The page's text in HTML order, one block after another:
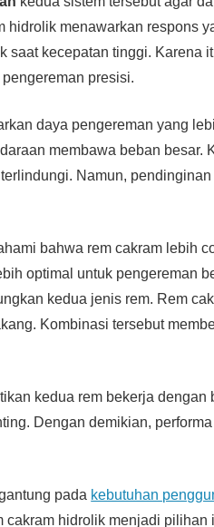
hidrolik menawarkan respons
saat kecepatan tinggi. Karena
presisi.
daya pengereman yang
membawa beban besar.
Namun,
bahwa rem cakram lebih
optimal untuk pengereman
kedua jenis rem. Rem
Kombinasi tersebut
kedua rem bekerja dengan
Dengan demikian,
pada kebutuhan
cakram hidrolik menjadi pilihan